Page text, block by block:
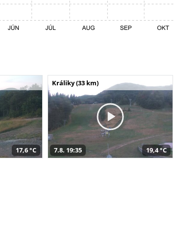
17,6 °C
Králiky (33 km)
7.8. 19:35 19,4 °C